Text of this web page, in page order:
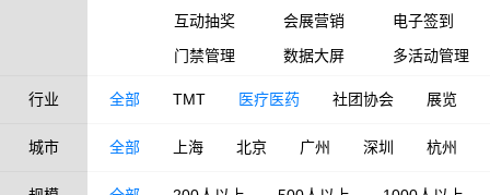
互动抽奖
会展营销
电子签到
门禁管理
数据大屏 多活动管理
行业 全部 TMT 医疗医药 社团协会 展览
城市 全部 上海 北京 广州 深圳 杭州